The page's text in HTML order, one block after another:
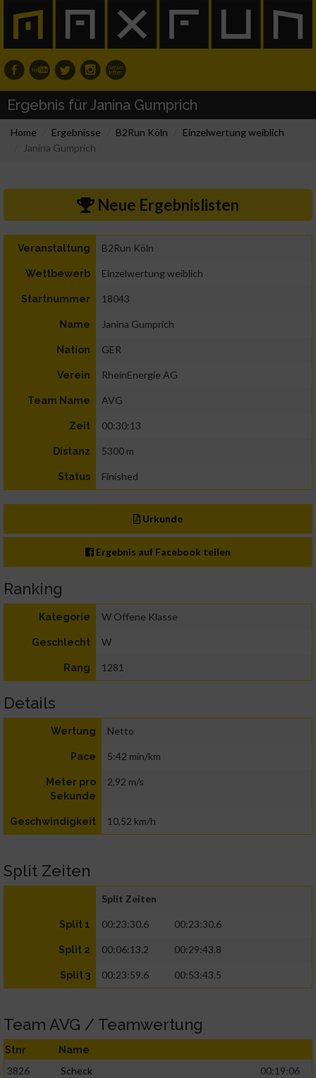
Ergebnis für Janina Gumprich
Home Ergebnisse B2Run Köln
Einzelwertung weiblich
Janina Gumprich
Neue Ergebnislisten
Veranstaltung B2Run Köln
Wettbewerb Einzelwertung weiblich
Startnummer 18043
Name Janina Gumprich
Nation GER
Verein RheinEnergie AG
Team Name AVG
Zeit 00:30:13
Distanz 5300 m
Status Finished
Urkunde
Ergebnis auf Facebook teilen
Ranking
Kategorie W Offene Klasse
Geschlecht W
Rang 1281
Details
Wertung Netto
Pace 5:42 min/km
Meter pro
Sekunde
2,92 m/s
Geschwindigkeit 10,52 km/h
Split Zeiten
Split Zeiten
Split 1 00:23:30.6 00:23:30.6
Split 2 00:06:13.2 00:29:43.8
Split 3 00:23:59.6 00:53:43.5
Team AVG / Teamwertung
Stnr Name
3826 Scheck
00:19:06